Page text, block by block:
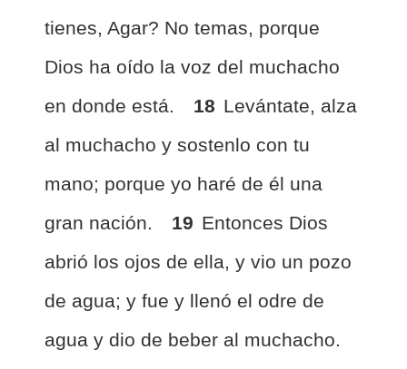
tienes, Agar? No temas, porque
Dios ha oído la voz del muchacho
en donde está.
18 Levántate, alza
al muchacho y sostenlo con tu
mano; porque yo haré de él una
gran nación.
19 Entonces Dios
abrió los ojos de ella, y vio un pozo
de agua; y fue y llenó el odre de
agua y dio de beber al muchacho.